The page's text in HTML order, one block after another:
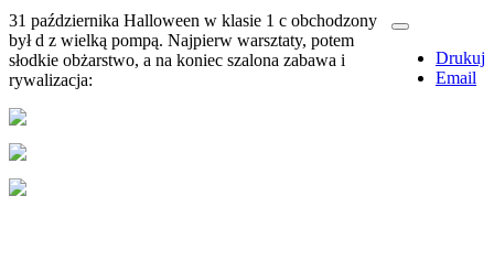
Drukuj
Email
31 października Halloween w klasie 1 c obchodzony
był d z wielką pompą. Najpierw warsztaty, potem
słodkie obżarstwo, a na koniec szalona zabawa i
rywalizacja: